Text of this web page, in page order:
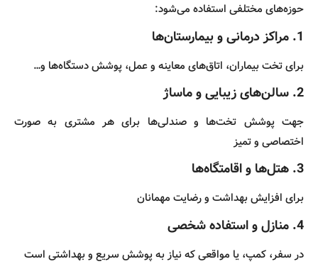
حوزه‌های مختلفی استفاده می‌شود:
1. مراکز درمانی و بیمارستان‌ها
برای تخت بیماران، اتاق‌های معاینه و عمل، پوشش دستگاه‌ها و…
2. سالن‌های زیبایی و ماساژ
جهت پوشش تخت‌ها و صندلی‌ها برای هر مشتری به صورت
اختصاصی و تمیز
3. هتل‌ها و اقامتگاه‌ها
برای افزایش بهداشت و رضایت مهمانان
4. منازل و استفاده شخصی
در سفر، کمپ، یا مواقعی که نیاز به پوشش سریع و بهداشتی است